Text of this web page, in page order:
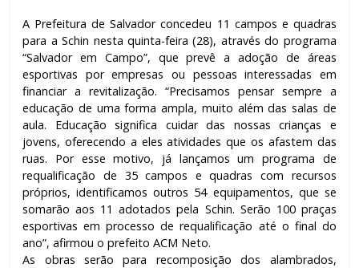
A Prefeitura de Salvador concedeu 11 campos e quadras
para a Schin nesta quinta-feira (28), através do programa
“Salvador em Campo”, que prevê a adoção de áreas
esportivas por empresas ou pessoas interessadas em
financiar a revitalização. “Precisamos pensar sempre a
educação de uma forma ampla, muito além das salas de
aula. Educação significa cuidar das nossas crianças e
jovens, oferecendo a eles atividades que os afastem das
ruas. Por esse motivo, já lançamos um programa de
requalificação de 35 campos e quadras com recursos
próprios, identificamos outros 54 equipamentos, que se
somarão aos 11 adotados pela Schin. Serão 100 praças
esportivas em processo de requalificação até o final do
ano”, afirmou o prefeito ACM Neto.
As obras serão para recomposição dos alambrados,